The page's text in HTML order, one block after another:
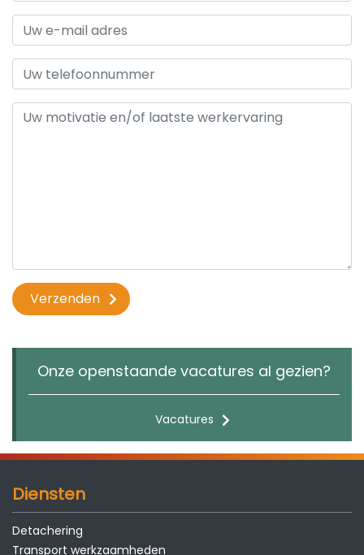
Verzenden
Onze openstaande vacatures al gezien?
Vacatures
Diensten
Detachering
Transport werkzaamheden